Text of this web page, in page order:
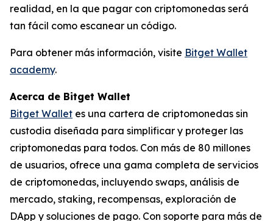
realidad, en la que pagar con criptomonedas será
tan fácil como escanear un código.
Para obtener más información, visite Bitget Wallet
academy.
Acerca de Bitget Wallet
Bitget Wallet es una cartera de criptomonedas sin
custodia diseñada para simplificar y proteger las
criptomonedas para todos. Con más de 80 millones
de usuarios, ofrece una gama completa de servicios
de criptomonedas, incluyendo swaps, análisis de
mercado, staking, recompensas, exploración de
DApp y soluciones de pago. Con soporte para más de